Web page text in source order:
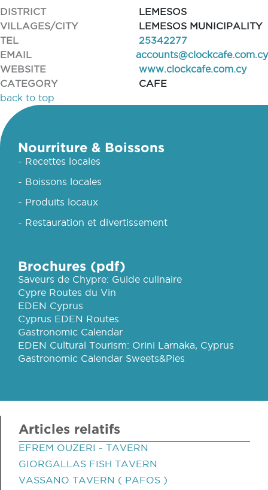
DISTRICT
LEMESOS
VILLAGES/CITY
LEMESOS MUNICIPALITY
TEL
25342277
EMAIL
accounts@clockcafe.com.cy
WEBSITE
www.clockcafe.com.cy
CATEGORY
CAFE
back to top
Nourriture & Boissons
- Recettes locales
- Boissons locales
- Produits locaux
- Restauration et divertissement
Brochures (pdf)
Saveurs de Chypre: Guide culinaire
Cypre Routes du Vin
EDEN Cyprus
Cyprus EDEN Routes
Gastronomic Calendar
EDEN Cultural Tourism: Orini Larnaka, Cyprus
Gastronomic Calendar Sweets&Pies
Articles relatifs
EFREM OUZERI - TAVERN
GIORGALLAS FISH TAVERN
VASSANO TAVERN ( PAFOS )